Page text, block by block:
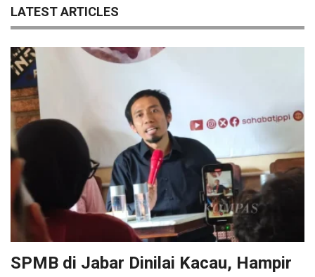
LATEST ARTICLES
SPMB di Jabar Dinilai Kacau, Hampir